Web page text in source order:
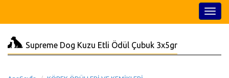
Supreme Dog Kuzu Etli Ödül Çubuk 3x5gr